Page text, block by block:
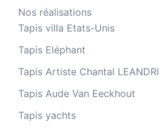
Nos réalisations
Tapis villa Etats-Unis
Tapis Eléphant
Tapis Artiste Chantal LEANDRI
Tapis Aude Van Eeckhout
Tapis yachts